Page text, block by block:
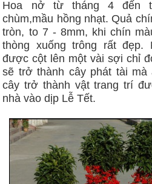
Hoa nở từ tháng 4 đến
chùm,mầu hồng nhạt. Quả
tròn, to 7 - 8mm, khi chín
thòng xuống trông rất đẹp.
được cột lên một vài sợi chỉ
sẽ trở thành cây phát tài mà
cây trở thành vật trang trí
nhà vào dịp Lễ Tết.